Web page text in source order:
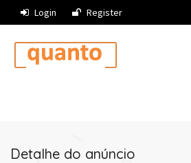
Login Register
Detalhe do anúncio